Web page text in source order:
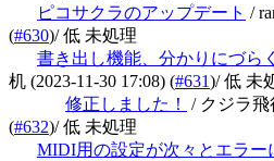
ピコサクラのアップデート /
(#630)/ 低 未処理
書き出し機能、分かりにづら
机 (2023-11-30 17:08) (#631)/ 低 未
修正しました！
/ クジラ飛
(#632)/ 低 未処理
MIDI用の設定が次々とエラー